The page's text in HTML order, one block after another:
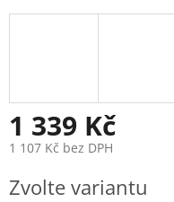
1 339 Kč
1 107 Kč bez DPH
cena:
Zvolte variantu